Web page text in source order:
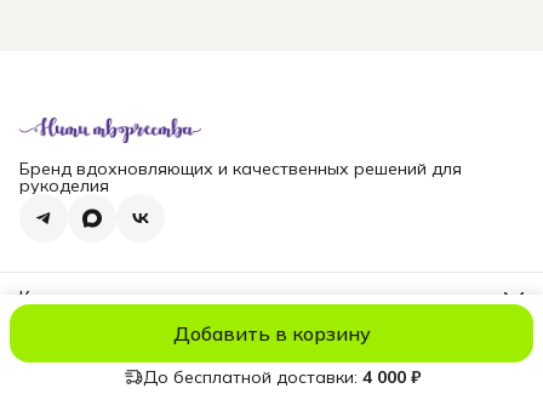
Добавить в корзину
До бесплатной доставки: 4 000 ₽
Бренд вдохновляющих и качественных решений для
рукоделия
Контакты
Эл. почта
nititv@yandex.ru
© niti_liveОплатаДоставкаПравила возвратаРеквизиты